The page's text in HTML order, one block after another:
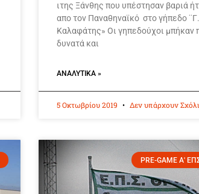
ιτης Ξάνθης που υπέστησαν βαριά
απο τον Παναθηναϊκό στο γήπεδο ¨Γ.
Καλαφάτης» Οι γηπεδούχοι μπήκαν
δυνατά και
ΑΝΑΛΥΤΙΚΆ »
5 Οκτωβρίου 2019 Δεν υπάρχουν
PRE-GAME Α'